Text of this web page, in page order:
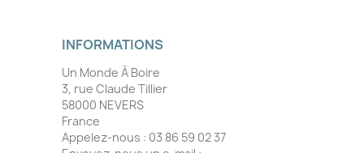
INFORMATIONS
Un Monde À Boire
3, rue Claude Tillier
58000 NEVERS
France
Appelez-nous : 03 86 59 02 37